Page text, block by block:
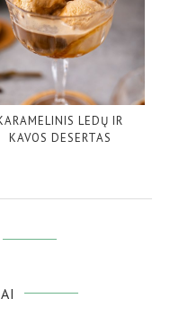
LEDŲ IR
KAVOS DESERTAS